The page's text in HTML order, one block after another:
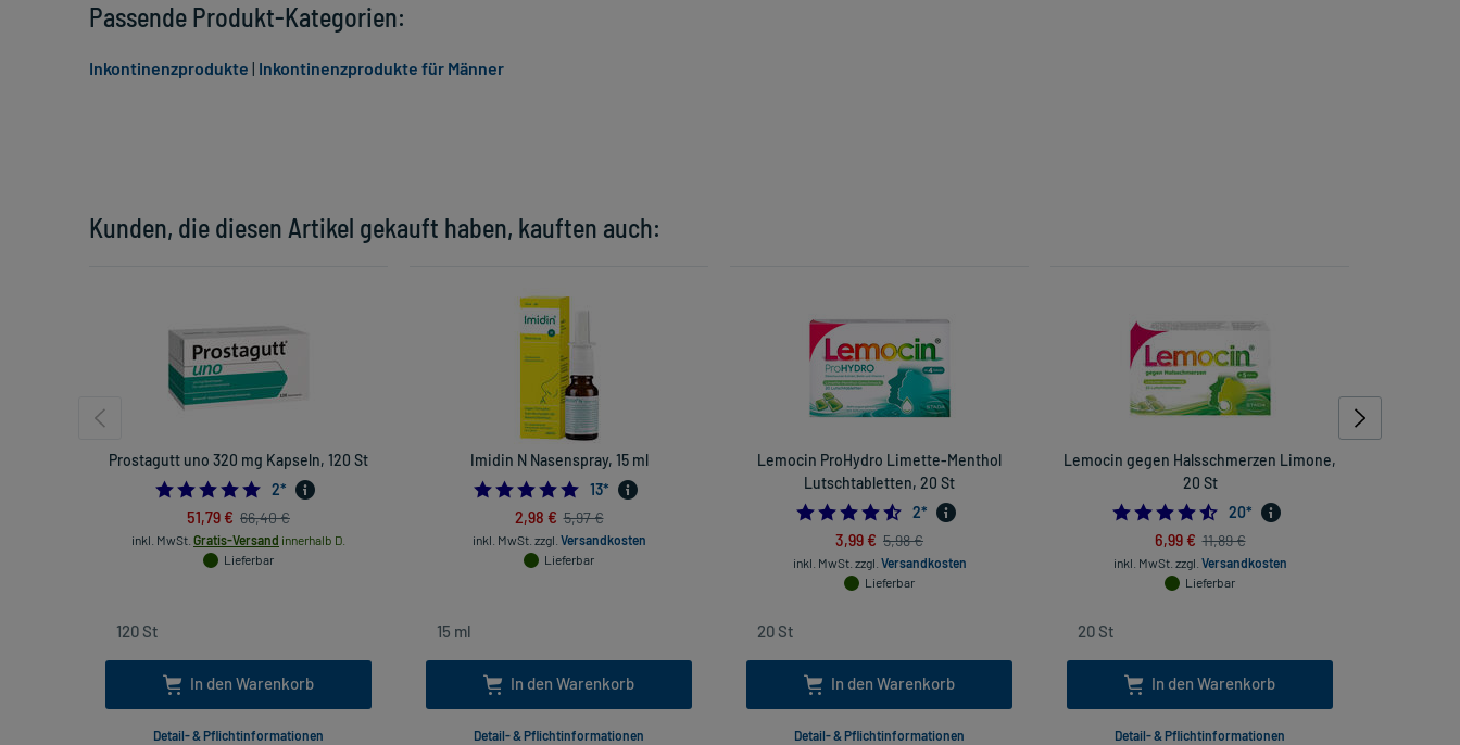
Kunden, die diesen Artikel gekauft haben, kauften auch:
Prostagutt uno 320 mg Kapseln, 120 St
5.0
2*
51,79 € 66,40 €
inkl. MwSt. Gratis-Versand innerhalb D.
Lieferbar
In den Warenkorb
Detail- & Pflichtinformationen
Imidin N Nasenspray, 15 ml
5.0
13*
2,98 € 5,97 €
inkl. MwSt. zzgl. Versandkosten
Lieferbar
In den Warenkorb
Detail- & Pflichtinformationen
Lemocin ProHydro Limette-Menthol
Lutschtabletten, 20 St
4.5
2*
3,99 € 5,98 €
inkl. MwSt. zzgl. Versandkosten
Lieferbar
In den Warenkorb
Detail- & Pflichtinformationen
Lemocin gegen Halsschmerzen Limone,
20 St
4.5
20*
6,99 € 11,89 €
inkl. MwSt. zzgl. Versandkosten
Lieferbar
In den Warenkorb
Detail- & Pflichtinformationen
Passende Produkt-Kategorien:
Inkontinenzprodukte | Inkontinenzprodukte für Männer